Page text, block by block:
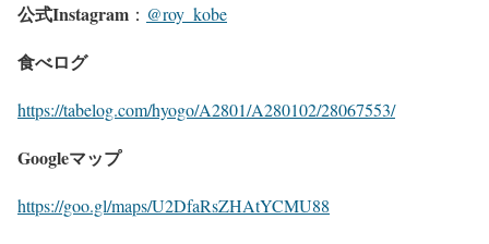
公式Instagram ： @roy_kobe
食べログ
https://tabelog.com/hyogo/A2801/A280102/28067553/
Googleマップ
https://goo.gl/maps/U2DfaRsZHAtYCMU88